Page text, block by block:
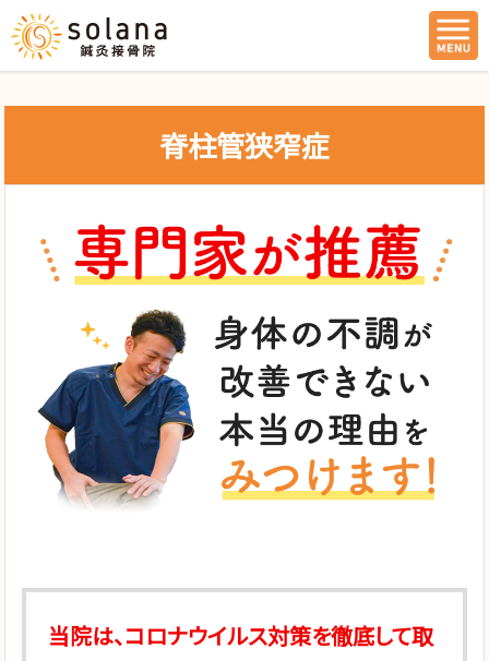
脊柱管狭窄症
当院は、コロナウイルス対策を徹底して取